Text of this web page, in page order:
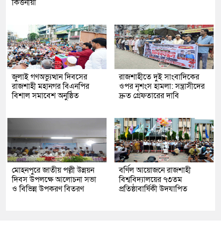
কির্ত্তনীয়া
জুলাই গণঅভ্যুত্থান দিবসের
রাজশাহী মহানগর বিএনপির
বিশাল সমাবেশ অনুষ্ঠিত
রাজশাহীতে দুই সাংবাদিকের
ওপর নৃশংস হামলা: সন্ত্রাসীদের
দ্রুত গ্রেফতারের দাবি
মোহনপুরে জাতীয় পল্লী উন্নয়ন
দিবস উপলক্ষে আলোচনা সভা
ও বিভিন্ন উপকরণ বিতরণ
বর্ণিল আয়োজনে রাজশাহী
বিশ্ববিদ্যালয়ের ৭৩তম
প্রতিষ্ঠাবার্ষিকী উদযাপিত